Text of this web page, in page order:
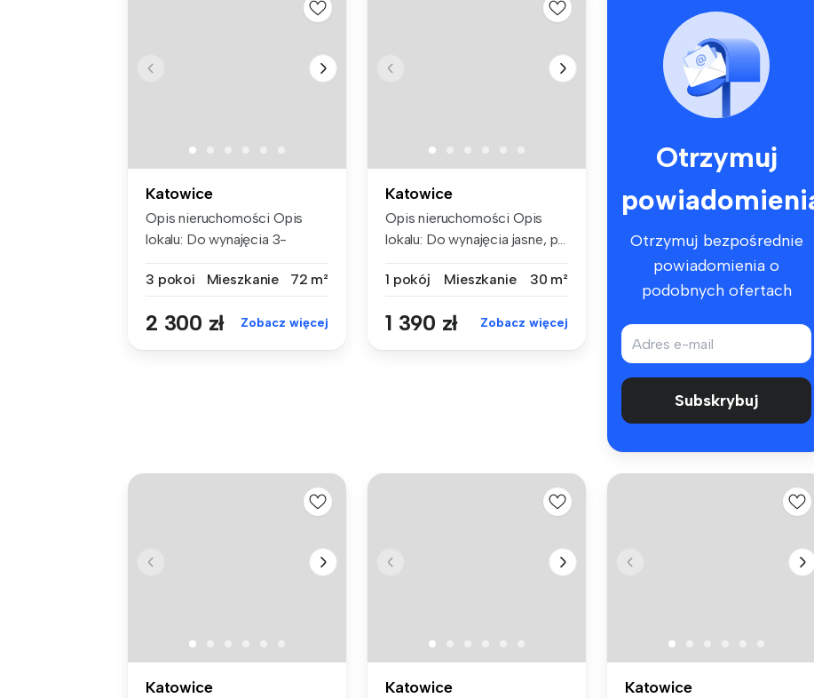
Katowice
Opis nieruchomości Opis
lokalu: Do wynajęcia 3-
3 pokoi
Mieszkanie 72 m²
2 300 zł Zobacz więcej
Katowice
Opis nieruchomości Opis
lokalu: Do wynajęcia jasne, p...
1 pokój Mieszkanie 30 m²
1 390 zł Zobacz więcej
Otrzymuj
Otrzymuj bezpośrednie
powiadomienia o
podobnych ofertach
Subskrybuj
Katowice Katowice Katowice